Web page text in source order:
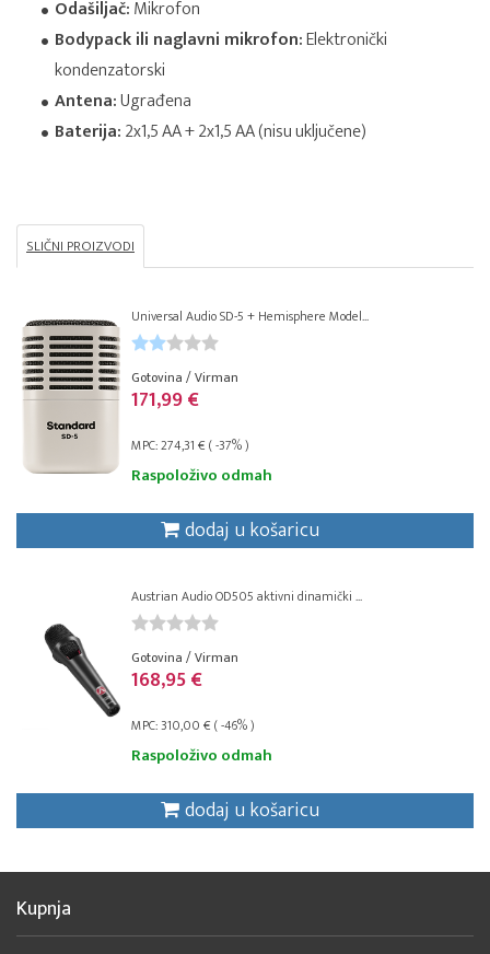
Odašiljač:Mikrofon
Bodypack ili naglavni mikrofon:Elektronički
kondenzatorski
Antena:Ugrađena
Baterija:2x1,5 AA + 2x1,5 AA (nisu uključene)
SLIČNI PROIZVODI
Universal Audio SD-5 + Hemisphere Model...
Gotovina / Virman
171,99 €
MPC: 274,31 € ( -37% )
Raspoloživo odmah
dodaj u košaricu
Austrian Audio OD505 aktivni dinamički ...
Gotovina / Virman
168,95 €
MPC: 310,00 € ( -46% )
Raspoloživo odmah
dodaj u košaricu
Kupnja